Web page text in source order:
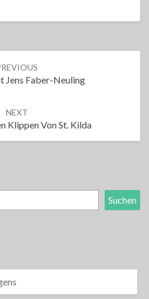
Jens Faber-Neuling
NEXT
Klippen Von St. Kilda
Suchen